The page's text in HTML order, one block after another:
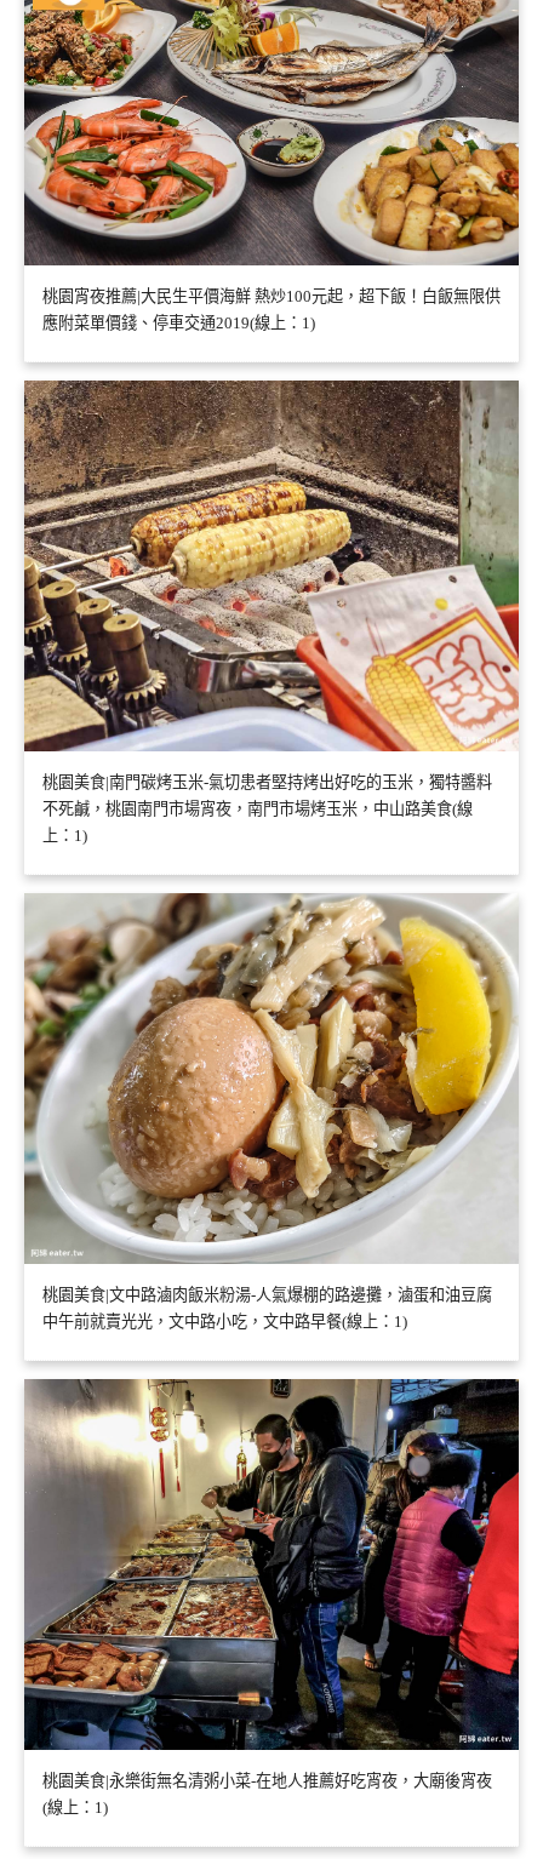
桃園宵夜推薦|大民生平價海鮮 熱炒100元起，超下飯！白飯無限供
應附菜單價錢、停車交通2019(線上：1)
桃園美食|南門碳烤玉米-氣切患者堅持烤出好吃的玉米，獨特醬料
不死鹹，桃園南門市場宵夜，南門市場烤玉米，中山路美食(線
上：1)
桃園美食|文中路滷肉飯米粉湯-人氣爆棚的路邊攤，滷蛋和油豆腐
中午前就賣光光，文中路小吃，文中路早餐(線上：1)
桃園美食|永樂街無名清粥小菜-在地人推薦好吃宵夜，大廟後宵夜
(線上：1)